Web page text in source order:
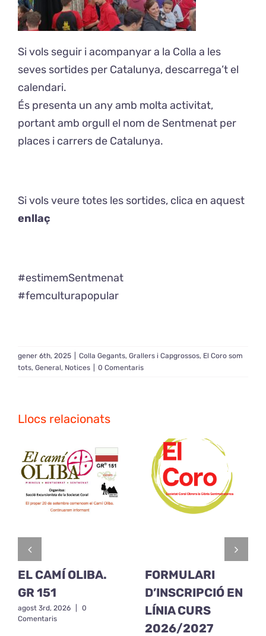
Balla Vallès
Si vols seguir i acompanyar a la Colla a les
seves sortides per Catalunya, descarrega’t el
calendari.
És presenta un any amb molta activitat,
portant amb orgull el nom de Sentmenat per
places i carrers de Catalunya.
Si vols veure totes les sortides, clica en aquest
enllaç
#estimemSentmenat
#femculturapopular
gener 6th, 2025 Colla Gegants, Grallers i Capgrossos, El Coro som
tots, General, Notices 0 Comentaris
Llocs relacionats
EL CAMÍ OLIBA.
GR 151
agost 3rd, 2026
0
Comentaris
FORMULARI
D’INSCRIPCIÓ EN
LÍNIA CURS
2026/2027